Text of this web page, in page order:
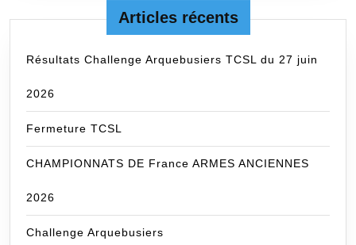
Articles récents
Résultats Challenge Arquebusiers TCSL du 27 juin
2026
Fermeture TCSL
CHAMPIONNATS DE France ARMES ANCIENNES
2026
Challenge Arquebusiers